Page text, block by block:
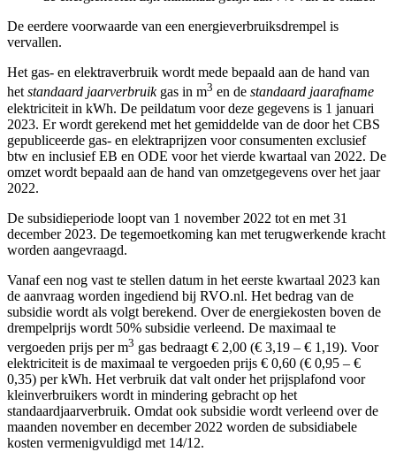
De eerdere voorwaarde van een energieverbruiksdrempel is
vervallen.
Het gas- en elektraverbruik wordt mede bepaald aan de hand van
hetstandaard jaarverbruik gas in m3 en de standaard jaarafname
elektriciteit in kWh. De peildatum voor deze gegevens is 1 januari
2023. Er wordt gerekend met het gemiddelde van de door het CBS
gepubliceerde gas- en elektraprijzen voor consumenten exclusief
btw en inclusief EB en ODE voor het vierde kwartaal van 2022. De
omzet wordt bepaald aan de hand van omzetgegevens over het jaar
2022.
De subsidieperiode loopt van 1 november 2022 tot en met 31
december 2023. De tegemoetkoming kan met terugwerkende kracht
worden aangevraagd.
Vanaf een nog vast te stellen datum in het eerste kwartaal 2023 kan
de aanvraag worden ingediend bij RVO.nl. Het bedrag van de
subsidie wordt als volgt berekend. Over de energiekosten boven de
drempelprijs wordt 50% subsidie verleend. De maximaal te
vergoeden prijs per m3 gas bedraagt € 2,00 (€ 3,19 – € 1,19). Voor
elektriciteit is de maximaal te vergoeden prijs € 0,60 (€ 0,95 – €
0,35) per kWh. Het verbruik dat valt onder het prijsplafond voor
kleinverbruikers wordt in mindering gebracht op het
standaardjaarverbruik. Omdat ook subsidie wordt verleend over de
maanden november en december 2022 worden de subsidiabele
kosten vermenigvuldigd met 14/12.